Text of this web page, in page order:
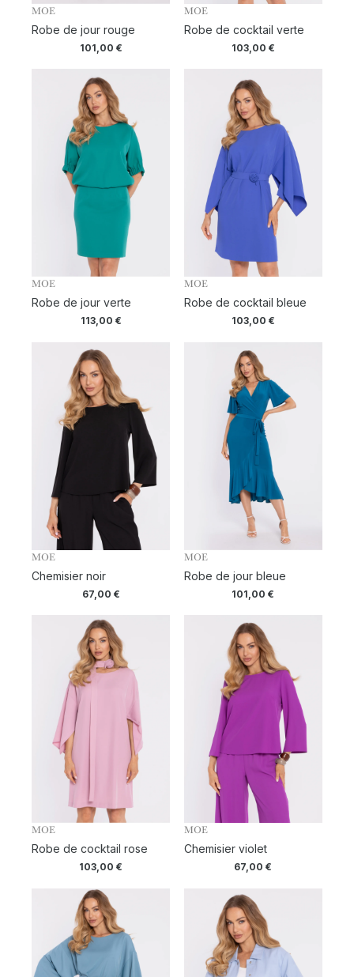
MOE
Robe de jour rouge
101,00 €
MOE
Robe de cocktail verte
103,00 €
MOE
Robe de jour verte
113,00 €
MOE
Robe de cocktail bleue
103,00 €
MOE
Chemisier noir
67,00 €
MOE
Robe de jour bleue
101,00€
MOE
Robe de cocktail rose
103,00€
MOE
Chemisier violet
67,00€